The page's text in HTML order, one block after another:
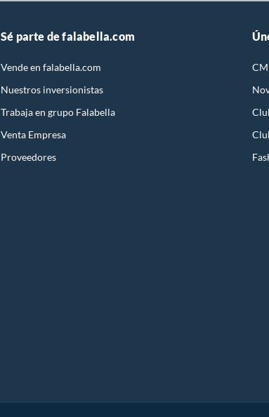
Sé parte de falabella.com
Vende en falabella.com
Nuestros inversionistas
Trabaja en grupo Falabella
Venta Empresa
Proveedores